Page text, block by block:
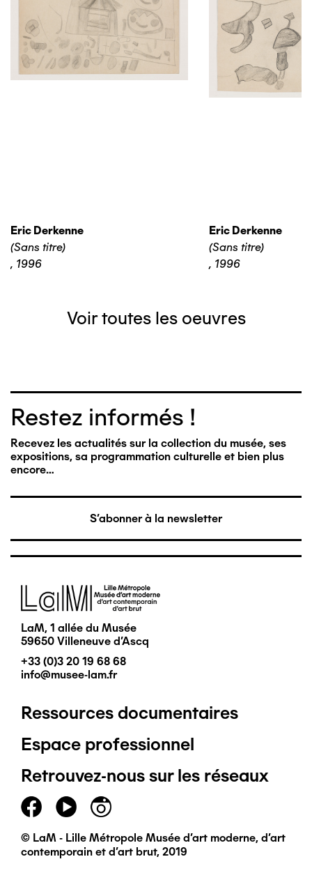
Eric Derkenne
(Sans titre)
, 1996
Eric Derkenne
(Sans titre)
, 1996
Voir toutes les oeuvres
Restez informés !
Recevez les actualités sur la collection du musée, ses
expositions, sa programmation culturelle et bien plus
encore…
S'abonner à la newsletter
Image
LaM, 1 allée du Musée
59650 Villeneuve d'Ascq
+33 (0)3 20 19 68 68
info@musee-lam.fr
Pied
de
page
principal
Ressources documentaires
Espace professionnel
Retrouvez-nous sur les réseaux
© LaM - Lille Métropole Musée d'art moderne, d'art
contemporain et d'art brut, 2019